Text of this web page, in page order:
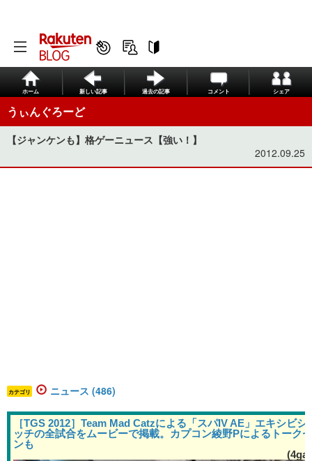
ホーム 新しい記事 過去の記事 コメント シェア
うぃんぐろーど
【ジャンケンも】格ゲーニュース【強い！】
2012.09.25
カテゴリ ニュース (486)
［TGS 2012］Team Mad Catzによる「スパIV AE」エキシビシ
ッチの全試合をムービーで掲載。カプコン綾野Pによるトーク
ンも